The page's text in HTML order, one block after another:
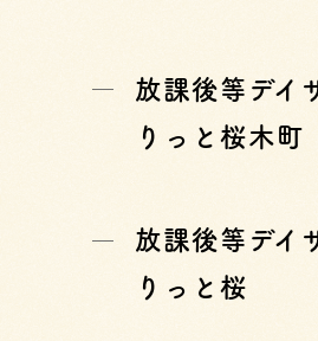
放課後等デイ
りっと桜木町
放課後等デイ
りっと桜